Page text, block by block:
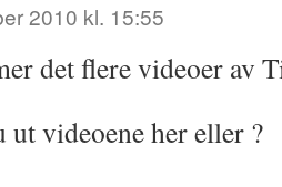
2010 kl. 15:55
det flere videoer av
ut videoene her eller ?